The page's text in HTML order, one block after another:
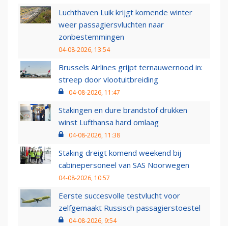
Luchthaven Luik krijgt komende winter
weer passagiersvluchten naar
zonbestemmingen
04-08-2026, 13:54
Brussels Airlines grijpt ternauwernood in:
streep door vlootuitbreiding
04-08-2026, 11:47
Stakingen en dure brandstof drukken
winst Lufthansa hard omlaag
04-08-2026, 11:38
Staking dreigt komend weekend bij
cabinepersoneel van SAS Noorwegen
04-08-2026, 10:57
Eerste succesvolle testvlucht voor
zelfgemaakt Russisch passagierstoestel
04-08-2026, 9:54